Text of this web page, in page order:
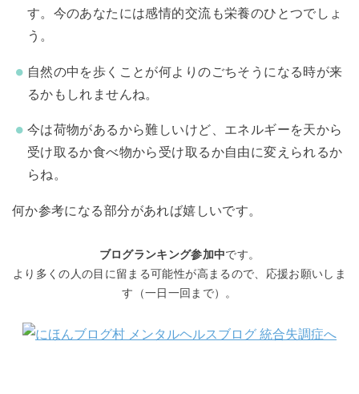
す。今のあなたには感情的交流も栄養のひとつでしょ
う。
自然の中を歩くことが何よりのごちそうになる時が来
るかもしれませんね。
今は荷物があるから難しいけど、エネルギーを天から
受け取るか食べ物から受け取るか自由に変えられるか
らね。
何か参考になる部分があれば嬉しいです。
ブログランキング参加中です。
より多くの人の目に留まる可能性が高まるので、応援お願いしま
す（一日一回まで）。